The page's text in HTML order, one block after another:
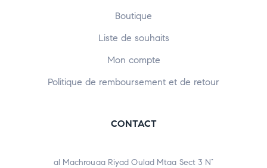
Boutique
Liste de souhaits
Mon compte
Politique de remboursement et de retour
CONTACT
al Machrouaa Riyad Oulad Mtaa Sect 3 N°